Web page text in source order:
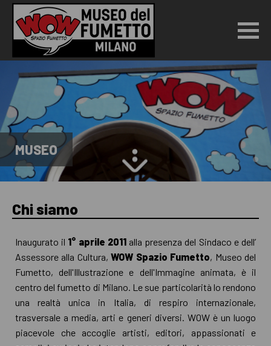
MUSEO
Chi siamo
Inaugurato il 1° aprile 2011alla presenza del Sindaco e dell’
Assessore alla Cultura,WOW Spazio Fumetto, Museo del
Fumetto, dell'Illustrazione e dell'Immagine animata, è il
centro del fumetto di Milano. Le sue particolarità lo rendono
una realtà unica in Italia, di respiro internazionale,
trasversale a media, arti e generi diversi. WOW è un luogo
piacevole che accoglie artisti, editori, appassionati e